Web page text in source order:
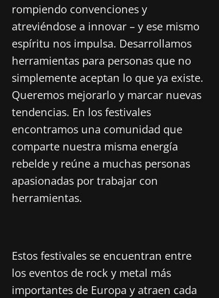
rompiendo convenciones y
atreviéndose a innovar – y ese mismo
espíritu nos impulsa. Desarrollamos
herramientas para personas que no
simplemente aceptan lo que ya existe.
Queremos mejorarlo y marcar nuevas
tendencias. En los festivales
encontramos una comunidad que
comparte nuestra misma energía
rebelde y reúne a muchas personas
apasionadas por trabajar con
herramientas.
Estos festivales se encuentran entre
los eventos de rock y metal más
importantes de Europa y atraen cada